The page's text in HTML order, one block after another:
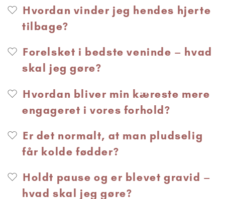
Hvordan vinder jeg hendes hjerte
tilbage?
Forelsket i bedste veninde – hvad
skal jeg gøre?
Hvordan bliver min kæreste mere
engageret i vores forhold?
Er det normalt, at man pludselig
får kolde fødder?
Holdt pause og er blevet gravid –
hvad skal jeg gøre?